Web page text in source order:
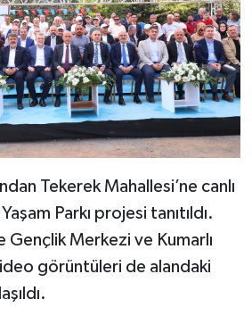
Tekerek Mahallesi’ne canlı
Parkı projesi tanıtıldı.
Gençlik Merkezi ve Kumarlı
görüntüleri de alandaki